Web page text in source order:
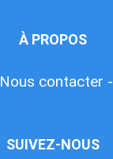
À PROPOS
Nous contacter -
SUIVEZ-NOUS